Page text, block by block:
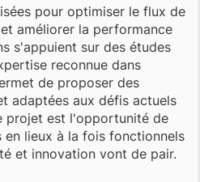
pour optimiser le flux de
améliorer la performance
s'appuient sur des études
reconnue dans
de proposer des
adaptées aux défis actuels
projet est l'opportunité de
lieux à la fois fonctionnels
et innovation vont de pair.